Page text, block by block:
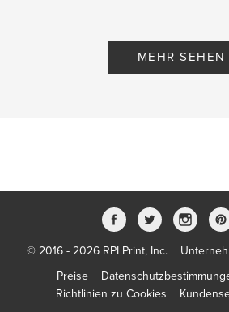
MEHR SEHEN
© 2016 - 2026 RPI Print, Inc.
Preise
Richtlinien zu Cookies